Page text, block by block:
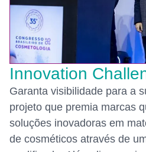
Innovation
Garanta visibilidade para a
projeto que premia marcas
soluções inovadoras em
de cosméticos através de